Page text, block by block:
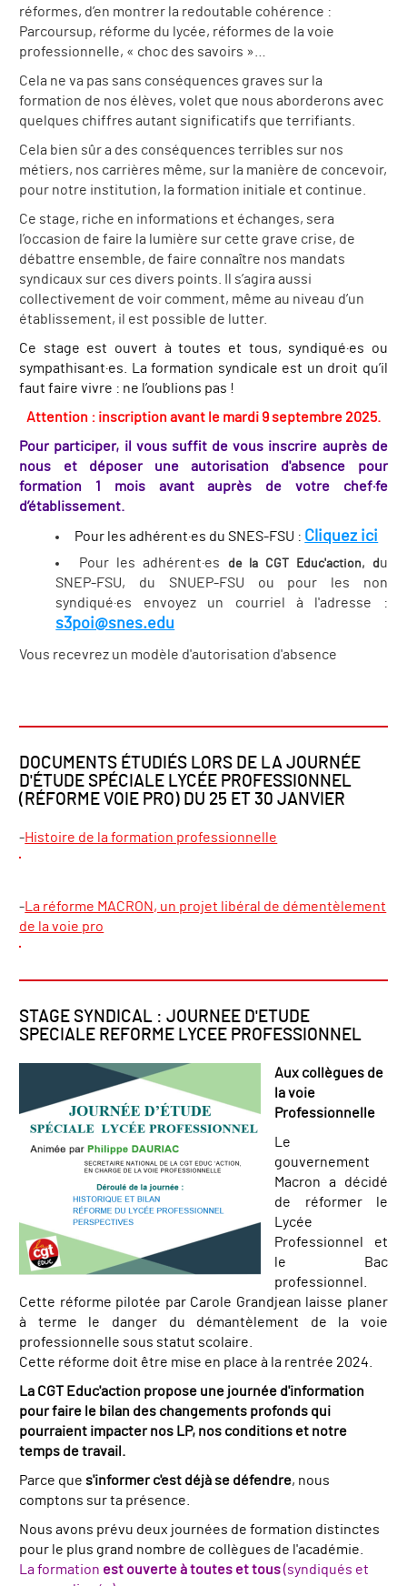
réformes, d’en montrer la redoutable cohérence :
Parcoursup, réforme du lycée, réformes de la voie
professionnelle, « choc des savoirs »…
Cela ne va pas sans conséquences graves sur la
formation de nos élèves, volet que nous aborderons avec
quelques chiffres autant significatifs que terrifiants.
Cela bien sûr a des conséquences terribles sur nos
métiers, nos carrières même, sur la manière de concevoir,
pour notre institution, la formation initiale et continue.
Ce stage, riche en informations et échanges, sera
l’occasion de faire la lumière sur cette grave crise, de
débattre ensemble, de faire connaître nos mandats
syndicaux sur ces divers points. Il s’agira aussi
collectivement de voir comment, même au niveau d’un
établissement, il est possible de lutter.
Ce stage est ouvert à toutes et tous, syndiqué·es ou
sympathisant·es. La formation syndicale est un droit qu’il
faut faire vivre : ne l’oublions pas !
Attention : inscription avant le mardi 9 septembre 2025.
Pour participer, il vous suffit de vous inscrire auprès de
nous et déposer une autorisation d'absence pour
formation 1 mois avant auprès de votre chef·fe
d’établissement.
Pour les adhérent·es du SNES-FSU : Cliquez ici
Pour les adhérent·es de la CGT Educ'action, d u
SNEP-FSU, du SNUEP-FSU ou pour les non
syndiqué·es envoyez un courriel à l'adresse :
s3poi@snes.edu
Vous recevrez un modèle d'autorisation d'absence
DOCUMENTS ÉTUDIÉS LORS DE LA JOURNÉE
D'ÉTUDE SPÉCIALE LYCÉE PROFESSIONNEL
(RÉFORME VOIE PRO) DU 25 ET 30 JANVIER
-Histoire de la formation professionnelle
-La réforme MACRON, un projet libéral de démentèlement
de la voie pro
STAGE SYNDICAL : JOURNEE D'ETUDE
SPECIALE REFORME LYCEE PROFESSIONNEL
Aux collègues de
la voie
Professionnelle
Le
gouvernement
Macron a décidé
de réformer le
Lycée
Professionnel et
le Bac
professionnel.
Cette réforme pilotée par Carole Grandjean laisse planer
à terme le danger du démantèlement de la voie
professionnelle sous statut scolaire.
Cette réforme doit être mise en place à la rentrée 2024.
La CGT Educ'action propose une journée d'information
pour faire le bilan des changements profonds qui
pourraient impacter nos LP, nos conditions et notre
temps de travail.
Parce que s'informer c'est déjà se défendre, nous
comptons sur ta présence.
Nous avons prévu deux journées de formation distinctes
pour le plus grand nombre de collègues de l'académie.
La formation est ouverte à toutes et tous(syndiqués et